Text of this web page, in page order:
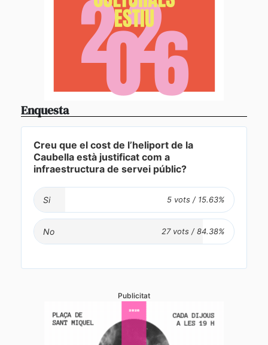
Enquesta
Creu que el cost de l’heliport de la
Caubella està justificat com a
infraestructura de servei públic?
Si
No
Publicitat